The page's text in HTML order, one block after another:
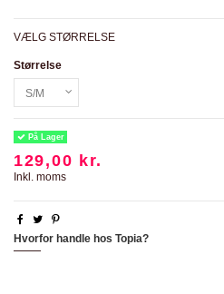
VÆLG STØRRELSE
Størrelse
På Lager
129,00 kr.
Inkl. moms
Hvorfor handle hos Topia?